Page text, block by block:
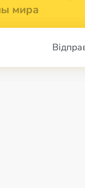
мира